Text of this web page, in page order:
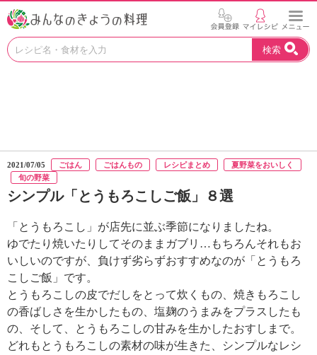
お
つ
よ
。
N
H
デ
ュ
ケ
ー
検索
2021/07/05 ごはん ごはんもの レシピまとめ
夏野菜をおいしく
旬の野菜
シンプル「とうもろこしご飯」８選
「とうもろこし」が店先に並ぶ季節になりましたね。
ゆでたり焼いたりしてそのままガブリ…もちろんそれもお
いしいのですが、負けず劣らずおすすめなのが「とうもろ
こしご飯」です。
とうもろこしの皮でだしをとって炊くもの、焼きもろこし
の香ばしさを生かしたもの、塩麹のうまみをプラスしたも
の、そして、とうもろこしの甘みを生かしたおすしまで。
どれもとうもろこしの素材の味が生きた、シンプルなレシ